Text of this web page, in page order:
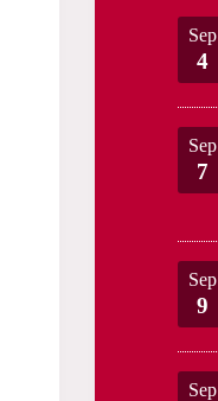
Sep
4
Sep
7
Sep
9
Sep